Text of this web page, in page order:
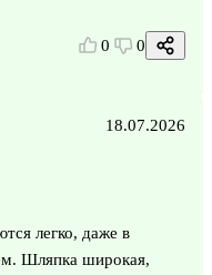
0 0
18.07.2026
легко, даже в
Шляпка широкая,